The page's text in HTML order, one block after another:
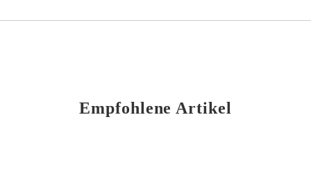
Empfohlene Artikel